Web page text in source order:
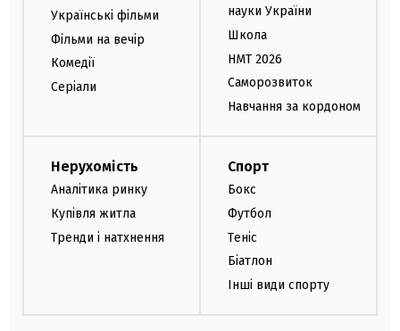
Українські фільми
Фільми на вечір
Комедії
Серіали
науки України
Школа
НМТ 2026
Саморозвиток
Навчання за кордоном
Нерухомість
Аналітика ринку
Купівля житла
Тренди і натхнення
Спорт
Бокс
Футбол
Теніс
Біатлон
Інші види спорту